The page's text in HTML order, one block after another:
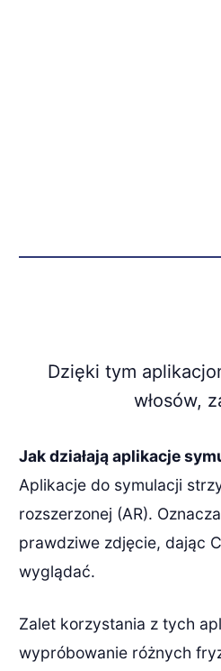
Dzięki tym
włosów,
Jak działają aplikacje
Aplikacje do symulacji
rozszerzonej (AR).
prawdziwe zdjęcie, dając
wyglądać.
Zalet korzystania z tych
wypróbowanie różnych